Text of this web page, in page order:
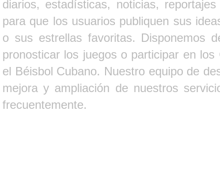
diarios, estadísticas, noticias,
para que los usuarios publiquen sus
o sus estrellas favoritas. Disponemos
pronosticar los juegos o participar en
el Béisbol Cubano. Nuestro equipo de
mejora y ampliación de nuestros
frecuentemente.